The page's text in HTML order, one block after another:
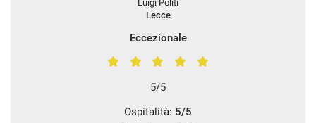
Luigi Politi
Lecce
Eccezionale
5/5
Ospitalità: 5/5